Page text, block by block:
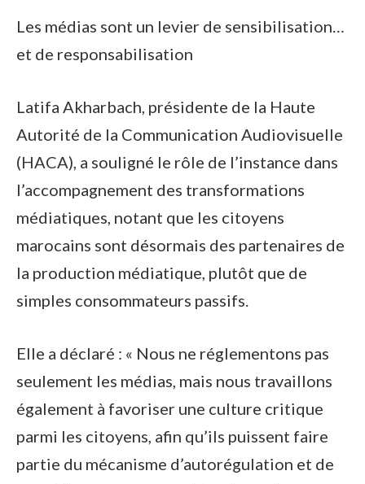
Les médias sont un levier de sensibilisation…
et de responsabilisation
Latifa Akharbach, présidente de la Haute
Autorité de la Communication Audiovisuelle
(HACA), a souligné le rôle de l’instance dans
l’accompagnement des transformations
médiatiques, notant que les citoyens
marocains sont désormais des partenaires de
la production médiatique, plutôt que de
simples consommateurs passifs.
Elle a déclaré : « Nous ne réglementons pas
seulement les médias, mais nous travaillons
également à favoriser une culture critique
parmi les citoyens, afin qu’ils puissent faire
partie du mécanisme d’autorégulation et de